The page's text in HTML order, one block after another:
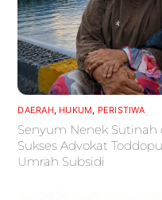
DAERAH, HUKUM, PERISTIWA
Senyum Nenek Sutinah
Sukses Advokat
Umrah Subsidi